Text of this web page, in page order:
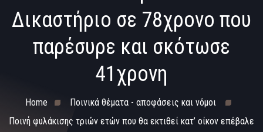
Δικαστήριο σε 78χρονο που
παρέσυρε και σκότωσε
41χρονη
Home
Ποινικά θέματα - αποφάσεις και νόμοι
Ποινή φυλάκισης τριών ετών που θα εκτιθεί κατ’ οίκον επέβαλε